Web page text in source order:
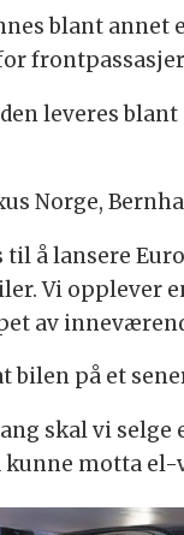
blant annet
leveres
Norge,
til å lansere
Vi opplever
av
bilen på et
skal vi
kunne motta